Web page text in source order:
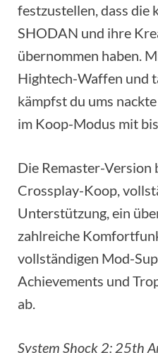
festzustellen, dass die
SHODAN und ihre
übernommen haben.
Hightech-Waffen und
kämpfst du ums
im Koop-Modus mit
Die Remaster-
Crossplay-Koop,
Unterstützung, ein
zahlreiche
vollständigen Mod-
Achievements und
ab.
System Shock 2: 25th